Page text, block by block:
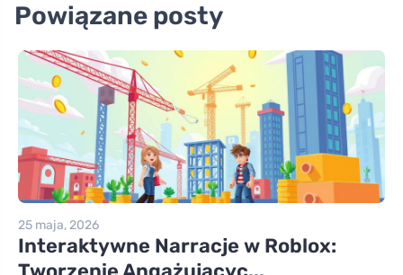
Powiązane posty
25 maja, 2026
Interaktywne Narracje w Roblox: